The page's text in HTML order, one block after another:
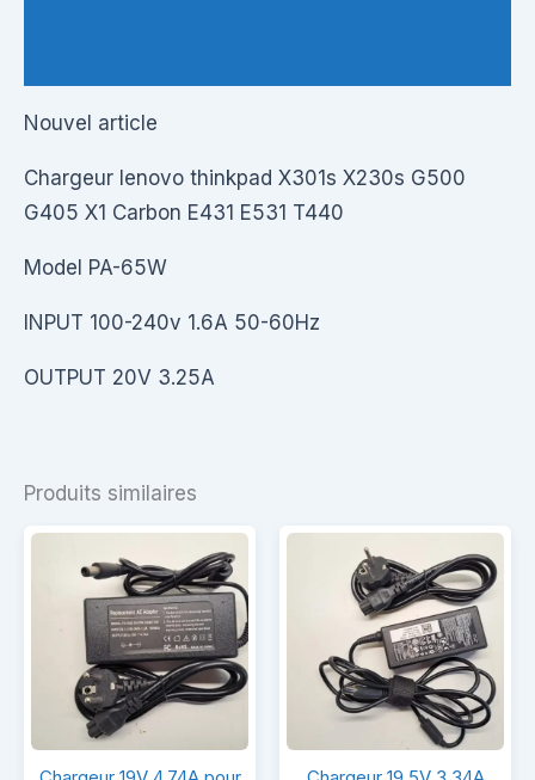
Nouvel article
Chargeur lenovo thinkpad X301s X230s G500
G405 X1 Carbon E431 E531 T440
Model PA-65W
INPUT 100-240v 1.6A 50-60Hz
OUTPUT 20V 3.25A
Produits similaires
Chargeur Chargeur